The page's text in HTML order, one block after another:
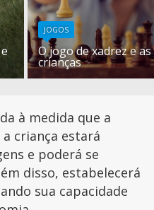
JOGOS
O jogo de xadrez e as
crianças
à medida que a
criança estará
e poderá se
disso, estabelecerá
sua capacidade